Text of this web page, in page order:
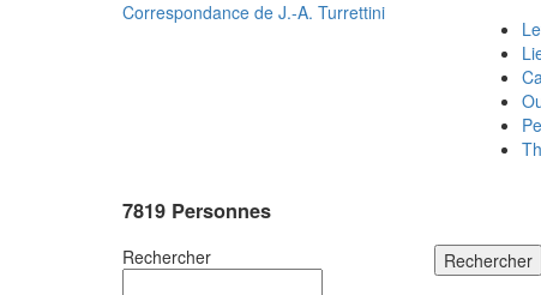
Correspondance de J.-A. Turrettini
7819 Personnes
Rechercher Rechercher